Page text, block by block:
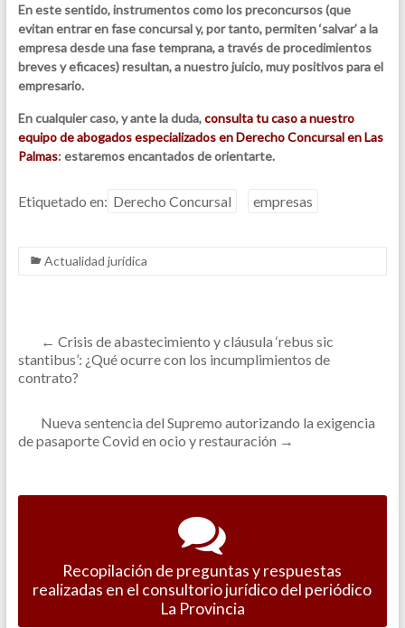
En este sentido, instrumentos como los preconcursos (que
evitan entrar en fase concursal y, por tanto, permiten ‘salvar’ a la
empresa desde una fase temprana, a través de procedimientos
breves y eficaces) resultan, a nuestro juicio, muy positivos para el
empresario.
En cualquier caso, y ante la duda,consulta tu caso a nuestro
equipo de abogados especializados en Derecho Concursal en Las
Palmas: estaremos encantados de orientarte.
Etiquetado en: Derecho Concursal empresas
Actualidad jurídica
← Crisis de abastecimiento y cláusula ‘rebus sic
stantibus’: ¿Qué ocurre con los incumplimientos de
contrato?
Nueva sentencia del Supremo autorizando la exigencia
de pasaporte Covid en ocio y restauración →
Recopilación de preguntas y respuestas
realizadas en el consultorio jurídico del periódico
La Provincia